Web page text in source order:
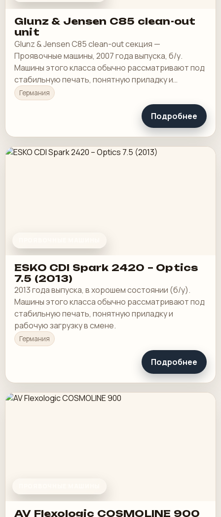
Glunz & Jensen C85 clean-out
unit
Glunz & Jensen C85 clean-out секция —
Проявочные машины, 2007 года выпуска, б/у.
Машины этого класса обычно рассматривают под
стабильную печать, понятную приладку и
рабочую загрузку в смене.
Германия
Подробнее
ESKO CDI Spark 2420 – Optics
7.5 (2013)
2013 года выпуска, в хорошем состоянии (б/у).
Машины этого класса обычно рассматривают под
стабильную печать, понятную приладку и
рабочую загрузку в смене.
Германия
Подробнее
AV Flexologic COSMOLINE 900